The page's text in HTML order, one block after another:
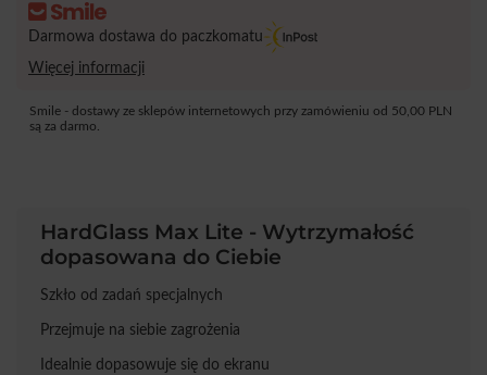
Darmowa dostawa do paczkomatu
Więcej informacji
Smile - dostawy ze sklepów internetowych przy zamówieniu od 50,00 PLN
są za darmo.
HardGlass Max Lite - Wytrzymałość
dopasowana do Ciebie
Szkło od zadań specjalnych
Przejmuje na siebie zagrożenia
Idealnie dopasowuje się do ekranu